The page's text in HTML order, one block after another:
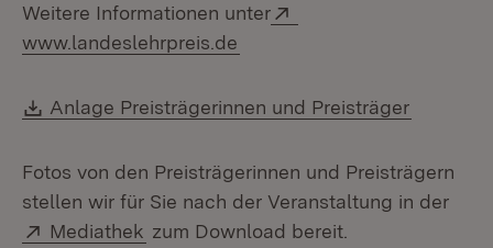
Weitere Informationen unter
www.landeslehrpreis.de
Download:
Anlage Preisträgerinnen und Preisträger
Fotos von den Preisträgerinnen und Preisträgern
stellen wir für Sie nach der Veranstaltung in der
Extern:
Mediathek (Öffnet in neuem Fenster)
zum Download bereit.